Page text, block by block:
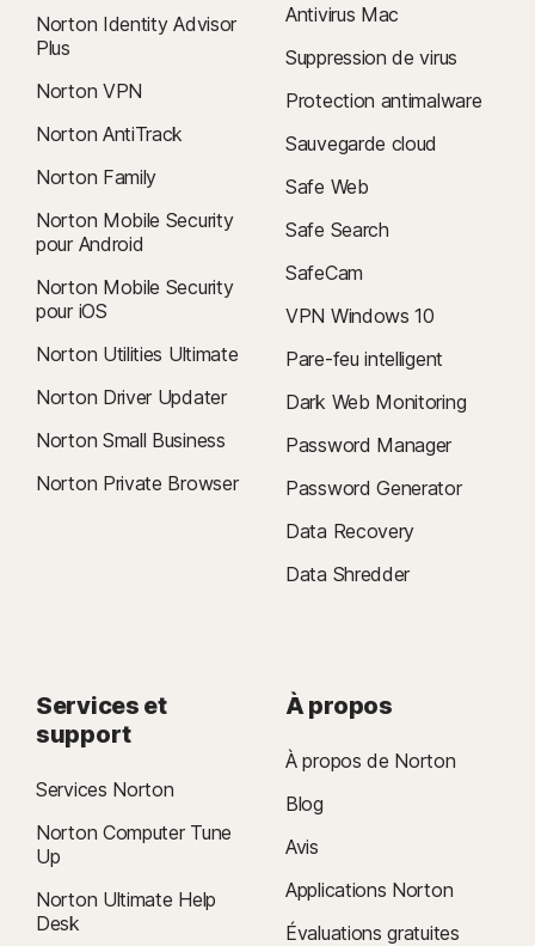
Norton Identity Advisor
Plus
Norton VPN
Norton AntiTrack
Norton Family
Norton Mobile Security
pour Android
Norton Mobile Security
pour iOS
Norton Utilities Ultimate
Norton Driver Updater
Norton Small Business
Norton Private Browser
Antivirus Mac
Suppression de virus
Protection antimalware
Sauvegarde cloud
Safe Web
Safe Search
SafeCam
VPN Windows 10
Pare-feu intelligent
Dark Web Monitoring
Password Manager
Password Generator
Data Recovery
Data Shredder
Services et
support
Services Norton
Norton Computer Tune
Up
Norton Ultimate Help
Desk
À propos
À propos de Norton
Blog
Avis
Applications Norton
Évaluations gratuites